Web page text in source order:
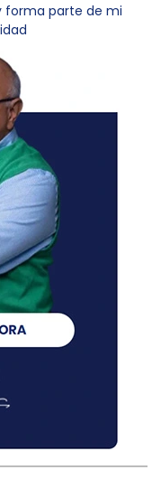
forma parte de mi